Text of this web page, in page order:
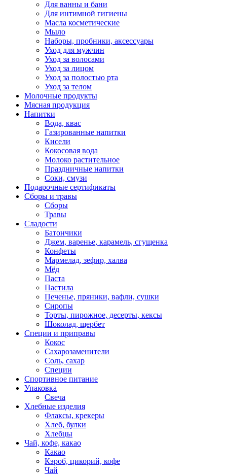
Для ванны и бани
Для интимной гигиены
Масла косметические
Мыло
Наборы, пробники, аксессуары
Уход для мужчин
Уход за волосами
Уход за лицом
Уход за полостью рта
Уход за телом
Молочные продукты
Мясная продукция
Напитки
Вода, квас
Газированные напитки
Кисели
Кокосовая вода
Молоко растительное
Праздничные напитки
Соки, смузи
Подарочные сертификаты
Сборы и травы
Сборы
Травы
Сладости
Батончики
Джем, варенье, карамель, сгущенка
Конфеты
Мармелад, зефир, халва
Мёд
Паста
Пастила
Печенье, пряники, вафли, сушки
Сиропы
Торты, пирожное, десерты, кексы
Шоколад, щербет
Специи и приправы
Кокос
Сахарозаменители
Соль, сахар
Специи
Спортивное питание
Упаковка
Свеча
Хлебные изделия
Флаксы, крекеры
Хлеб, булки
Хлебцы
Чай, кофе, какао
Какао
Кэроб, цикорий, кофе
Чай